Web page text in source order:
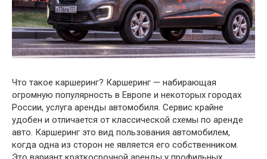
Что такое каршеринг? Каршеринг — набирающая
огромную популярность в Европе и некоторых городах
России, услуга аренды автомобиля. Сервис крайне
удобен и отличается от классической схемы по аренде
авто. Каршеринг это вид пользования автомобилем,
когда одна из сторон не является его собственником.